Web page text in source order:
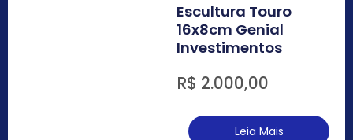
Escultura Touro
16x8cm Genial
Investimentos
R$ 2.000,00
Leia Mais